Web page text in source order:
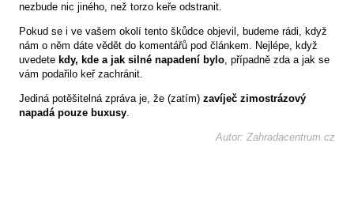
nezbude nic jiného, než torzo keře odstranit.
Pokud se i ve vašem okolí tento škůdce objevil, budeme rádi, když
nám o něm dáte vědět do komentářů pod článkem. Nejlépe, když
uvedete kdy, kde a jak silné napadení bylo, případně zda a jak se
vám podařilo keř zachránit.
Jediná potěšitelná zpráva je, že (zatím) zavíječ zimostrázový
napadá pouze buxusy.
Autor: Zahradacentrum.cz